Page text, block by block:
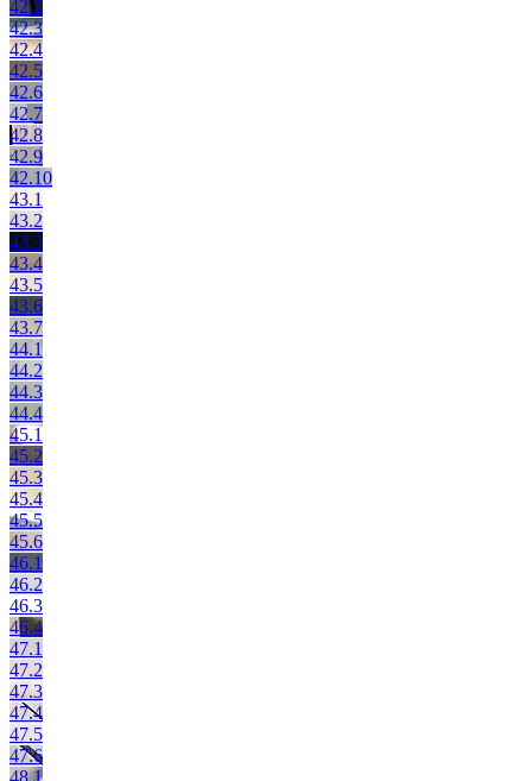
42.2
42.3
42.4
42.5
42.6
42.7
42.8
42.9
42.10
43.1
43.2
43.3
43.4
43.5
43.6
43.7
44.1
44.2
44.3
44.4
45.1
45.2
45.3
45.4
45.5
45.6
46.1
46.2
46.3
46.4
47.1
47.2
47.3
47.4
47.5
47.6
48.1